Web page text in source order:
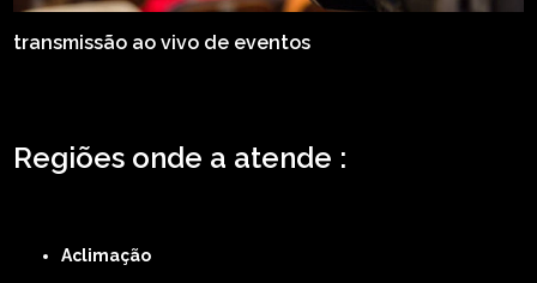
transmissão ao vivo de eventos
Regiões onde a atende :
Aclimação